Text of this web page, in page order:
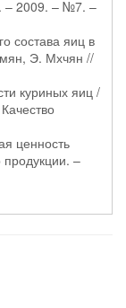
– 2009. – №7. –
состава яиц в
Э. Мхчян //
куриных яиц /
ценность
–